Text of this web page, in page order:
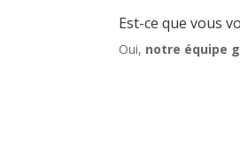
Est-ce que vous
Oui, notre équipe